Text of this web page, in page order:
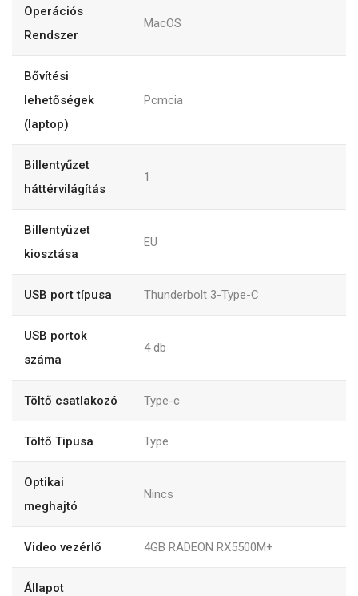
Operációs
Rendszer
MacOS
Bővítési
lehetőségek
(laptop)
Pcmcia
Billentyűzet
háttérvilágítás
1
Billentyüzet
kiosztása
EU
USB port típusa Thunderbolt 3-Type-C
USB portok
száma
4 db
Töltő csatlakozó Type-c
Töltő Tipusa Type
Optikai
meghajtó
Nincs
Video vezérlő 4GB RADEON RX5500M+
Állapot